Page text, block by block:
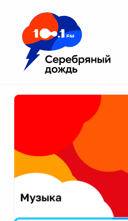
Москва 100.1 FM
Апатиты
Екатеринбург
Калининград
Калуга